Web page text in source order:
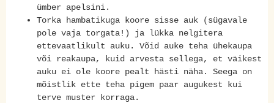
ümber apelsini.
Torka hambatikuga koore sisse auk (sügavale
pole vaja torgata!) ja lükka nelgitera
ettevaatlikult auku. Võid auke teha ühekaupa
või reakaupa, kuid arvesta sellega, et väikest
auku ei ole koore pealt hästi näha. Seega on
mõistlik ette teha pigem paar augukest kui
terve muster korraga.